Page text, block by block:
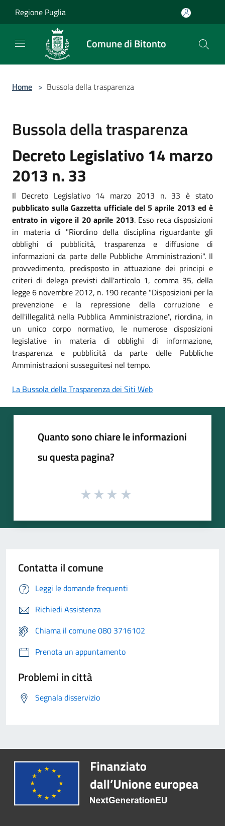
Regione Puglia
Comune di Bitonto
Home > Bussola della trasparenza
Bussola della trasparenza
Decreto Legislativo 14 marzo
2013 n. 33
Il Decreto Legislativo 14 marzo 2013 n. 33 è stato
pubblicato sulla Gazzetta ufficiale del 5 aprile 2013 ed è
entrato in vigore il 20 aprile 2013. Esso reca disposizioni
in materia di "Riordino della disciplina riguardante gli
obblighi di pubblicità, trasparenza e diffusione di
informazioni da parte delle Pubbliche Amministrazioni". Il
provvedimento, predisposto in attuazione dei principi e
criteri di delega previsti dall'articolo 1, comma 35, della
legge 6 novembre 2012, n. 190 recante "Disposizioni per la
prevenzione e la repressione della corruzione e
dell'illegalità nella Pubblica Amministrazione", riordina, in
un unico corpo normativo, le numerose disposizioni
legislative in materia di obblighi di informazione,
trasparenza e pubblicità da parte delle Pubbliche
Amministrazioni susseguitesi nel tempo.
La Bussola della Trasparenza dei Siti Web
Quanto sono chiare le informazioni
su questa pagina?
Contatta il comune
Leggi le domande frequenti
Richiedi Assistenza
Chiama il comune 080 3716102
Prenota un appuntamento
Problemi in città
Segnala disservizio